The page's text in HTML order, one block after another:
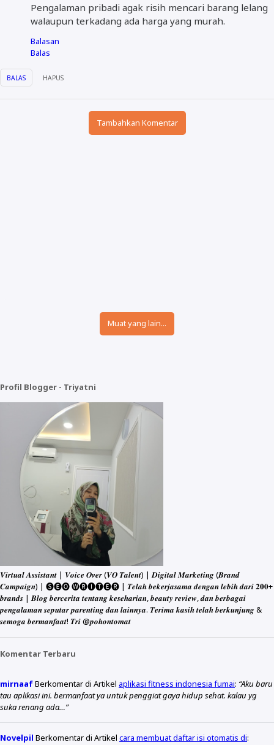
Pengalaman pribadi agak risih mencari barang lelang
walaupun terkadang ada harga yang murah.
BALAS HAPUS
Balasan
Balas
Tambahkan Komentar
Muat yang lain...
Profil Blogger - Triyatni
𝑽𝒊𝒓𝒕𝒖𝒂𝒍 𝑨𝒔𝒔𝒊𝒔𝒕𝒂𝒏𝒕 | 𝑽𝒐𝒊𝒄𝒆 𝑶𝒗𝒆𝒓 (𝑽𝑶 𝑻𝒂𝒍𝒆𝒏𝒕) | 𝑫𝒊𝒈𝒊𝒕𝒂𝒍 𝑴𝒂𝒓𝒌𝒆𝒕𝒊𝒏𝒈 (𝑩𝒓𝒂𝒏𝒅
𝑪𝒂𝒎𝒑𝒂𝒊𝒈𝒏) | 🅢🅔🅞 🅦🅡🅘🅣🅔🅡 | 𝑻𝒆𝒍𝒂𝒉 𝒃𝒆𝒌𝒆𝒓𝒋𝒂𝒔𝒂𝒎𝒂 𝒅𝒆𝒏𝒈𝒂𝒏 𝒍𝒆𝒃𝒊𝒉 𝒅𝒂𝒓𝒊 𝟐𝟎𝟎+
𝒃𝒓𝒂𝒏𝒅𝒔 | 𝑩𝒍𝒐𝒈 𝒃𝒆𝒓𝒄𝒆𝒓𝒊𝒕𝒂 𝒕𝒆𝒏𝒕𝒂𝒏𝒈 𝒌𝒆𝒔𝒆𝒉𝒂𝒓𝒊𝒂𝒏, 𝒃𝒆𝒂𝒖𝒕𝒚 𝒓𝒆𝒗𝒊𝒆𝒘, 𝒅𝒂𝒏 𝒃𝒆𝒓𝒃𝒂𝒈𝒂𝒊
𝒑𝒆𝒏𝒈𝒂𝒍𝒂𝒎𝒂𝒏 𝒔𝒆𝒑𝒖𝒕𝒂𝒓 𝒑𝒂𝒓𝒆𝒏𝒕𝒊𝒏𝒈 𝒅𝒂𝒏 𝒍𝒂𝒊𝒏𝒏𝒚𝒂. 𝑻𝒆𝒓𝒊𝒎𝒂 𝒌𝒂𝒔𝒊𝒉 𝒕𝒆𝒍𝒂𝒉 𝒃𝒆𝒓𝒌𝒖𝒏𝒋𝒖𝒏𝒈 &
𝒔𝒆𝒎𝒐𝒈𝒂 𝒃𝒆𝒓𝒎𝒂𝒏𝒇𝒂𝒂𝒕! 𝑻𝒓𝒊 @𝒑𝒐𝒉𝒐𝒏𝒕𝒐𝒎𝒂𝒕
Komentar Terbaru
mirnaafBerkomentar di Artikel aplikasi fitness indonesia fumai: “Aku baru
tau aplikasi ini. bermanfaat ya untuk penggiat gaya hidup sehat. kalau yg
suka renang ada…”
Novelpil Berkomentar di Artikel cara membuat daftar isi otomatis di: